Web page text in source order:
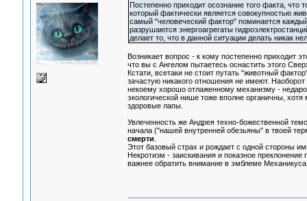
Постепенно приходит осознание того факта, что
который фактически является совокупностью
самый "человеческий фактор" поминается
разрушаются энергоагрегаты
делает то, что в данной ситуации делать никак
Возникает вопрос - к кому постепенно приходит
что вы с Ангелом пытаетесь оснастить этого
Кстати, всетаки не стоит путать "животный
зачастую никакого отношения не имеют.
некоему хорошо отлаженному механизму -
экологической нише тоже вполне органичны, хотя
здоровые лапы.
Увлеченность же Андрея техно-божественной
начала ("нашей внутренней обезьяны" в твоей
смерти
Этот базовый страх и рождает с одной стороны
Некротизм - заискивания и показное
важнее обратить внимание в эмблеме